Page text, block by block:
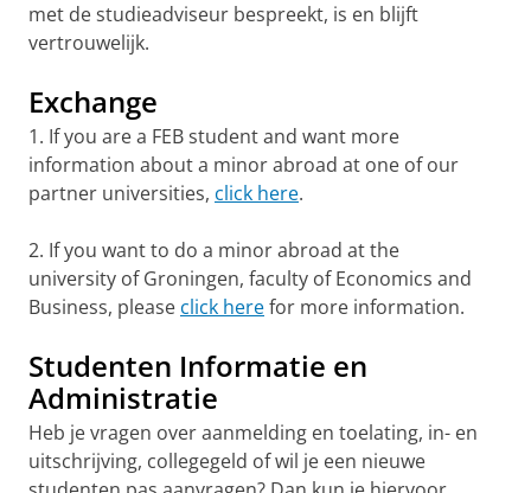
met de studieadviseur bespreekt, is en blijft
vertrouwelijk.
Exchange
1. If you are a FEB student and want more
information about a minor abroad at one of our
partner universities, click here.
2. If you want to do a minor abroad at the
university of Groningen, faculty of Economics and
Business, please click herefor more information.
Studenten Informatie en
Administratie
Heb je vragen over aanmelding en toelating, in- en
uitschrijving, collegegeld of wil je een nieuwe